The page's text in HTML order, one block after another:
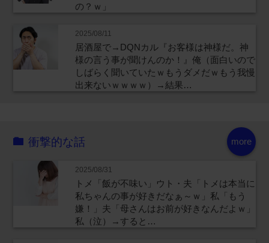
の？ｗ」
2025/08/11
居酒屋で→DQNカル『お客様は神様だ。神
様の言う事が聞けんのか！』俺（面白いので
しばらく聞いていたｗもうダメだｗもう我慢
出来ないｗｗｗｗ）→結果…
more
衝撃的な話
2025/08/31
トメ「飯が不味い」ウト・夫「トメは本当に
私ちゃんの事が好きだなぁ～ｗ」私「もう
嫌！」夫「母さんはお前が好きなんだよｗ」
私（泣）→すると…